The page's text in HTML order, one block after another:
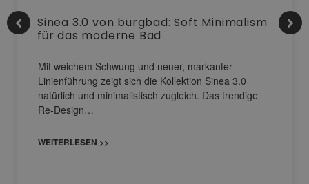
Sinea 3.0 von burgbad: Soft Minimalism
für das moderne Bad
Mit weichem Schwung und neuer, markanter
Linienführung zeigt sich die Kollektion Sinea 3.0
natürlich und minimalistisch zugleich. Das trendige
Re-Design…
WEITERLESEN >>